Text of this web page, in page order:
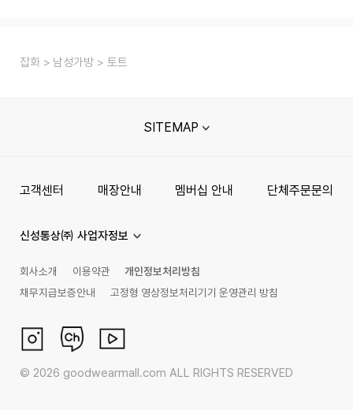
잡화 남성가방 토트
SITEMAP
고객센터 매장안내 멤버십 안내 단체주문문의
신성통상㈜ 사업자정보
회사소개 이용약관
개인정보처리방침
채무지급보증안내
고정형 영상정보처리기기 운영관리 방침
© 2026 goodwearmall.com ALL RIGHTS RESERVED